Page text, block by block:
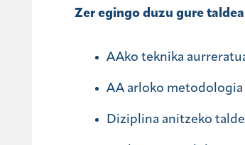
Zer egingo duzu gure
AAko teknika
AA arloko
Diziplina anitzeko